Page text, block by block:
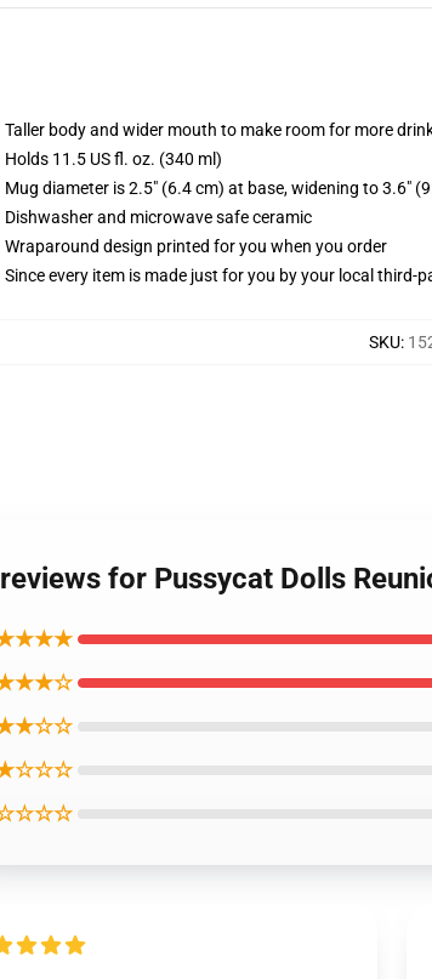
Taller body and wider mouth to make room for more
Holds 11.5 US fl. oz. (340 ml)
Mug diameter is 2.5" (6.4 cm) at base, widening to 3.6"
Dishwasher and microwave safe ceramic
Wraparound design printed for you when you order
Since every item is made just for you by your local
SKU:
for Pussycat Dolls